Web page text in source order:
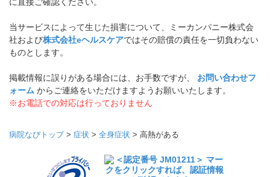
当サービスによって生じた損害について、ミーカンパニー株式会
社および株式会社eヘルスケアではその賠償の責任を一切負わない
ものとします。
掲載情報に誤りがある場合には、お手数ですが、 お問い合わせフ
ォーム からご連絡をいただけますようお願いいたします。
※お電話での対応は行っておりません
病院なびトップ> 症状 > 全身症状 > 高熱がある